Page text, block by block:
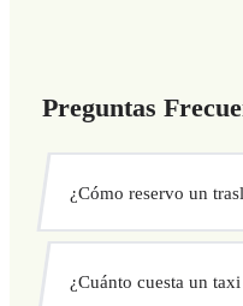
Preguntas
¿Cómo reservo un
Usa nuestro formulario
tu traslado al instante.
¿Cuánto cuesta un